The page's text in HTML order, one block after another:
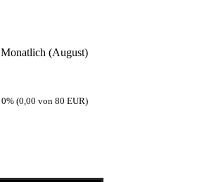
Monatlich (August)
0% (0,00 von 80 EUR)